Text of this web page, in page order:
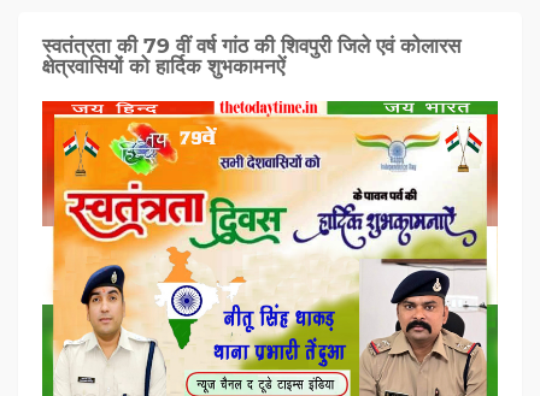
स्वतंत्रता की 79 वीं वर्ष गांठ की शिवपुरी जिले एवं कोलारस
क्षेत्रवासियों को हार्दिक शुभकामनऐं